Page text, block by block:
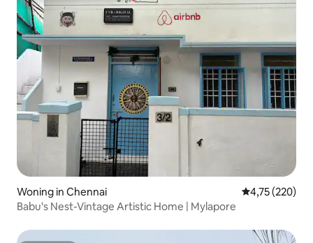
Woning in Chennai Gemiddelde
4,75 (220)
Babu's Nest-Vintage Artistic Home | Mylapore